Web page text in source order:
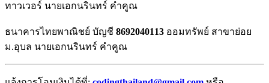
ทาวเวอร์ นายเอกนรินทร์ คำคูณ
ธนาคารไทยพาณิชย์ บัญชี 8692040113 ออมทรัพย์ สาขาย่อย
ม.อุบล นายเอกนรินทร์ คำคูณ